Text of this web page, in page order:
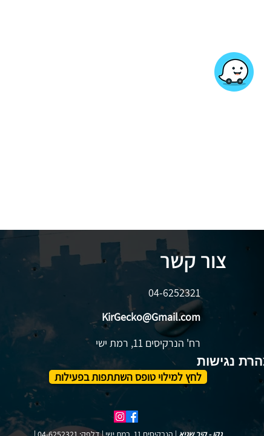
צור קשר
04-6252321
KirGecko@Gmail.com
רח' הנרקיסים 11, רמת ישי
לחץ למילוי טופס השתתפות בפעילות
נגישות